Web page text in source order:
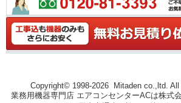
Copyright© 1998-2026 Mitaden co.,ltd. All
業務用機器専門店 エアコンセンターACは株式